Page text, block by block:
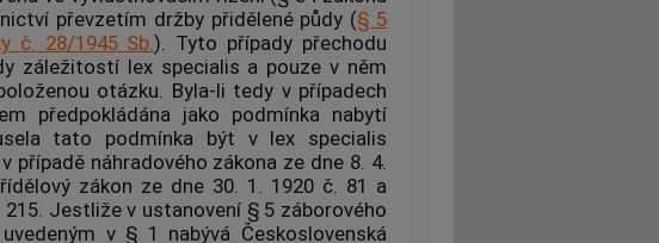
převzetím držby přidělené půdy (§ 5
č. 28/1945 Sb.). Tyto případy přechodu
záležitostí lex specialis a pouze v něm
otázku. Byla-li tedy v případech
předpokládána jako podmínka nabytí
tato podmínka být v lex specialis
případě náhradového zákona ze dne 8. 4.
zákon ze dne 30. 1. 1920 č. 81 a
Jestliže v ustanovení § 5 záborového
v § 1 nabývá Československá